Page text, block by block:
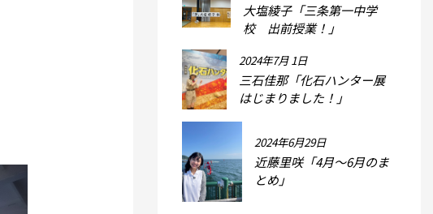
大塩綾子「三条第一中学
校 出前授業！」
2024年7月 1日
三石佳那「化石ハンター展
はじまりました！」
2024年6月29日
近藤里咲「4月～6月のま
とめ」